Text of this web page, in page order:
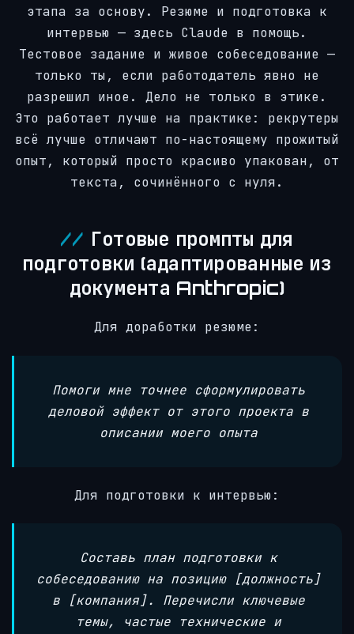
этапа за основу. Резюме и подготовка к
интервью — здесь Claude в помощь.
Тестовое задание и живое собеседование —
только ты, если работодатель явно не
разрешил иное. Дело не только в этике.
Это работает лучше на практике: рекрутеры
всё лучше отличают по-настоящему прожитый
опыт, который просто красиво упакован, от
текста, сочинённого с нуля.
Готовые промпты для
подготовки (адаптированные из
документа Anthropic)
Для доработки резюме:
Помоги мне точнее сформулировать
деловой эффект от этого проекта в
описании моего опыта
Для подготовки к интервью:
Составь план подготовки к
собеседованию на позицию [должность]
в [компания]. Перечисли ключевые
темы, частые технические и